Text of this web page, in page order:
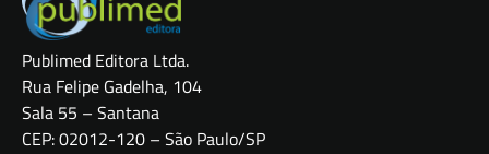
Publimed Editora Ltda.
Rua Felipe Gadelha, 104
Sala 55 – Santana
CEP: 02012-120 – São Paulo/SP